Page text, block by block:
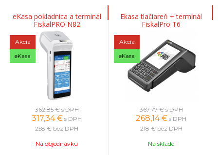
eKasa pokladnica a terminál
FiskalPRO N82
Akcia
eKasa
362,85 €s DPH
317,34 € s DPH
258 € bez DPH
Na objednávku
Ekasa tlačiareň + terminál
FiskalPro T6
Akcia
eKasa
367,77 €s DPH
268,14 € s DPH
218 € bez DPH
Na sklade